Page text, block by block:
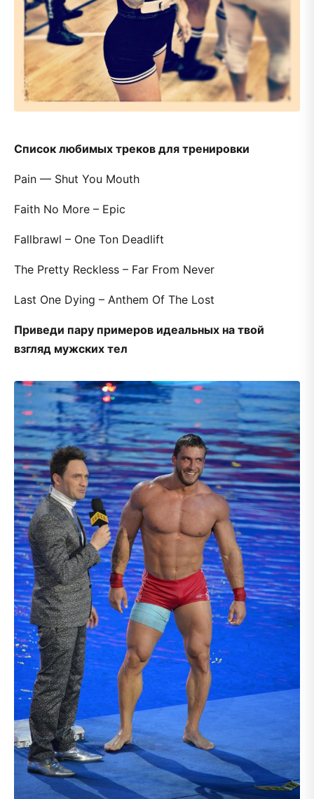
Список любимых треков для тренировки
Pain — Shut You Mouth
Faith No More – Epic
Fallbrawl – One Ton Deadlift
The Pretty Reckless – Far From Never
Last One Dying – Anthem Of The Lost
Приведи пару примеров идеальных на твой
взгляд мужских тел